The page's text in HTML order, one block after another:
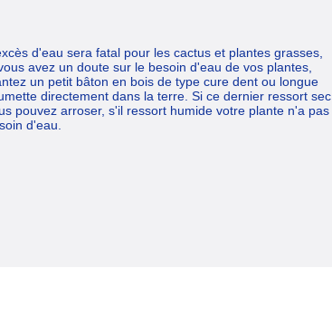
d'eau sera fatal pour les cactus et plantes grasses,
avez un doute sur le besoin d'eau de vos plantes,
un petit bâton en bois de type cure dent ou longue
directement dans la terre. Si ce dernier ressort sec
pouvez arroser, s'il ressort humide votre plante n'a pas
d'eau.